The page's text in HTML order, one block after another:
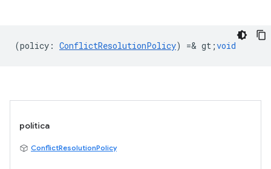
(policy : ConflictResolutionPolicy) =& gt;void
política
ConflictResolutionPolicy